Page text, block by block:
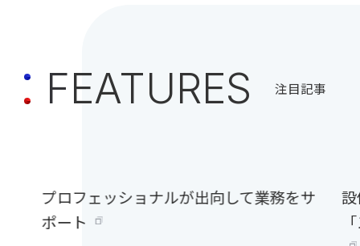
FEATURES 注目記事
プロフェッショナルが出向して業務をサ
ポート